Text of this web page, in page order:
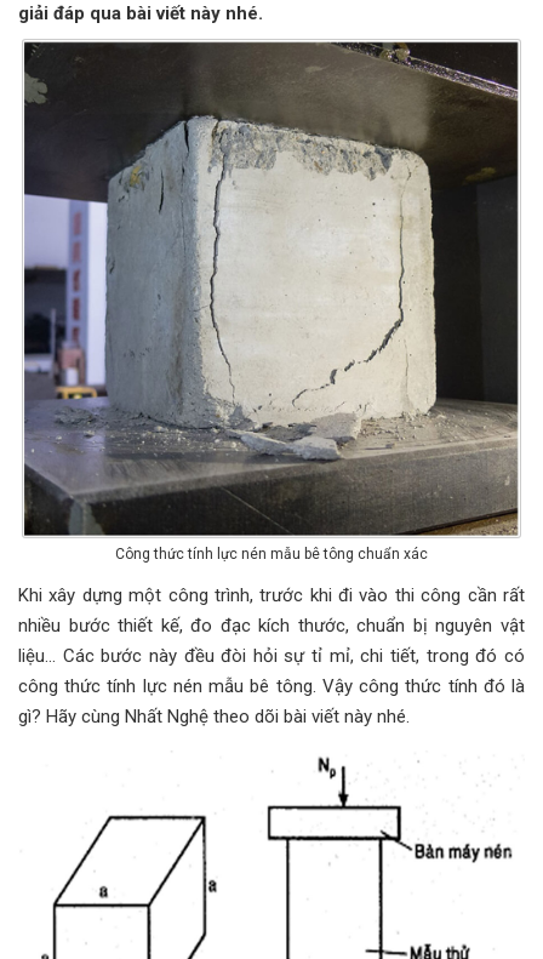
giải đáp qua bài viết này nhé.
Công thức tính lực nén mẫu bê tông chuẩn xác
Khi xây dựng một công trình, trước khi đi vào thi công cần rất
nhiều bước thiết kế, đo đạc kích thước, chuẩn bị nguyên vật
liệu… Các bước này đều đòi hỏi sự tỉ mỉ, chi tiết, trong đó có
công thức tính lực nén mẫu bê tông. Vậy công thức tính đó là
gì? Hãy cùng Nhất Nghệ theo dõi bài viết này nhé.